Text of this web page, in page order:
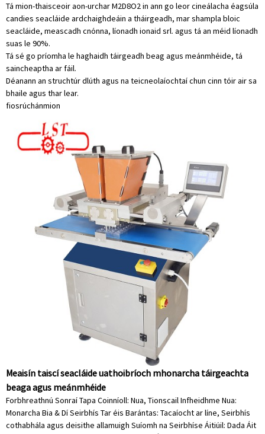
Tá mion-thaisceoir aon-urchar M2D8O2 in ann go leor cineálacha éagsúla
candies seacláide ardchaighdeáin a tháirgeadh, mar shampla bloic
seacláide, meascadh cnónna, líonadh ionaid srl. agus tá an méid líonadh
suas le 90%.
Tá sé go príomha le haghaidh táirgeadh beag agus meánmhéide, tá
saincheaptha ar fáil.
Déanann an struchtúr dlúth agus na teicneolaíochtaí chun cinn tóir air sa
bhaile agus thar lear.
fiosrúchánmion
Meaisín taiscí seacláide uathoibríoch mhonarcha táirgeachta
beaga agus meánmhéide
Forbhreathnú Sonraí Tapa Coinníoll: Nua, Tionscail Infheidhme Nua:
Monarcha Bia & Dí Seirbhís Tar éis Barántas: Tacaíocht ar líne, Seirbhís
cothabhála agus deisithe allamuigh Suíomh na Seirbhíse Áitiúil: Dada Áit